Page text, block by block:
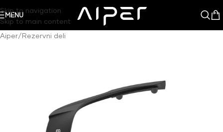
Skip to navigation
Skip to main content
MENU
Aiper/Rezervni deli